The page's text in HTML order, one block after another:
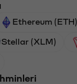
Ethereum (ETH)
Stellar (XLM)